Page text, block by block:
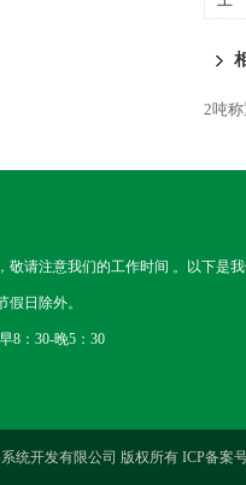
2吨
敬请注意我们的工作时间 。以下是
日除外。
8：30-晚5：30
统开发有限公司 版权所有 ICP备案号